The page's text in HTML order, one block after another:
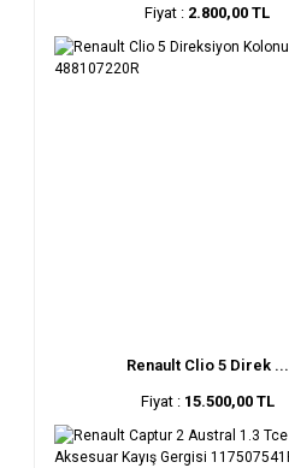
Fiyat : 2.800,00 TL
Renault Clio 5 Direk ...
Fiyat : 15.500,00 TL